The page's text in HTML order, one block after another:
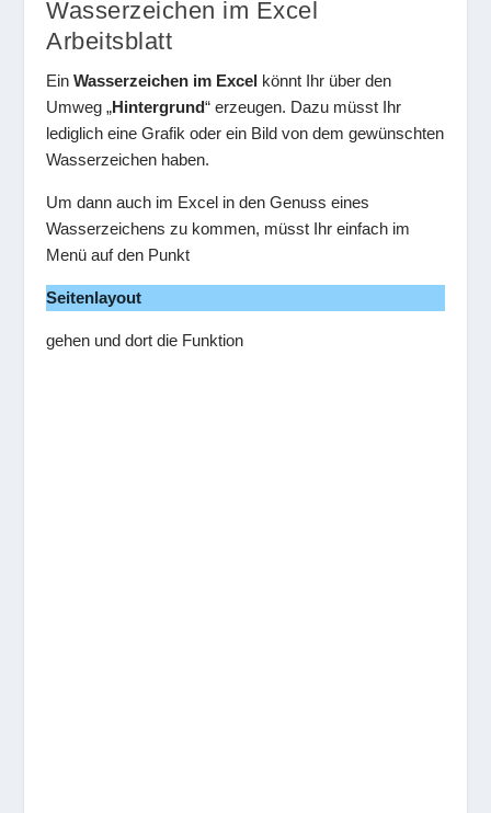
Wasserzeichen im Excel
Arbeitsblatt
EinWasserzeichen im Excel könnt Ihr über den
Umweg „Hintergrund“ erzeugen. Dazu müsst Ihr
lediglich eine Grafik oder ein Bild von dem gewünschten
Wasserzeichen haben.
Um dann auch im Excel in den Genuss eines
Wasserzeichens zu kommen, müsst Ihr einfach im
Menü auf den Punkt
Seitenlayout
gehen und dort die Funktion